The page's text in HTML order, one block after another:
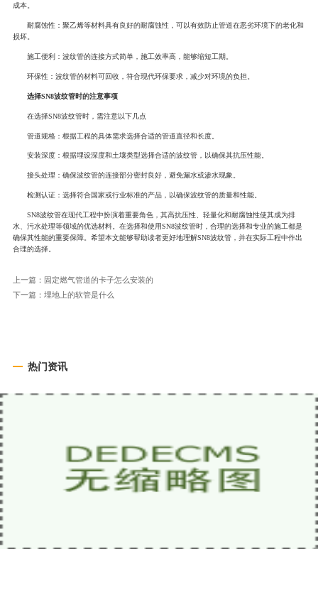
成本。
耐腐蚀性：聚乙烯等材料具有良好的耐腐蚀性，可以有效防止管道在恶劣环境下的老化和
损坏。
施工便利：波纹管的连接方式简单，施工效率高，能够缩短工期。
环保性：波纹管的材料可回收，符合现代环保要求，减少对环境的负担。
选择SN8波纹管时的注意事项
在选择SN8波纹管时，需注意以下几点
管道规格：根据工程的具体需求选择合适的管道直径和长度。
安装深度：根据埋设深度和土壤类型选择合适的波纹管，以确保其抗压性能。
接头处理：确保波纹管的连接部分密封良好，避免漏水或渗水现象。
检测认证：选择符合国家或行业标准的产品，以确保波纹管的质量和性能。
SN8波纹管在现代工程中扮演着重要角色，其高抗压性、轻量化和耐腐蚀性使其成为排
水、污水处理等领域的优选材料。在选择和使用SN8波纹管时，合理的选择和专业的施工都是
确保其性能的重要保障。希望本文能够帮助读者更好地理解SN8波纹管，并在实际工程中作出
合理的选择。
上一篇： 固定燃气管道的卡子怎么安装的
下一篇： 埋地上的软管是什么
热门资讯